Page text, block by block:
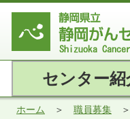
センター紹
ホーム 職員募集